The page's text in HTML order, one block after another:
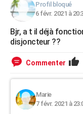
GUIDES D'ACHAT
BONS PLANS
Carte de Noël
Carte Bonne année
Carte Saint-Valentin
Carte Pâques
Carte d'anniversaire
Dictionnaire
Biographies
Citations
Expressions
Proverbes
PROGRAMME TV
Profil bloqué
6 févr. 2021 à
Bjr, a t il déjà
disjoncteur ??
Commenter
Marie
7 févr. 2021 à